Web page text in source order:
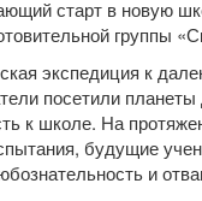
старт в новую
группы
экспедиция к
посетили
к школе. На
будущие
и